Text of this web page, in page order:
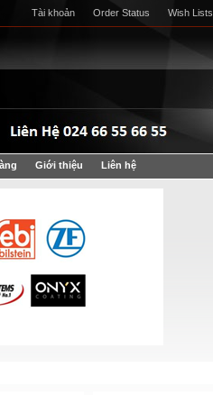
Tài khoản Order Status Wish Lists
Giới thiệu Liên hệ